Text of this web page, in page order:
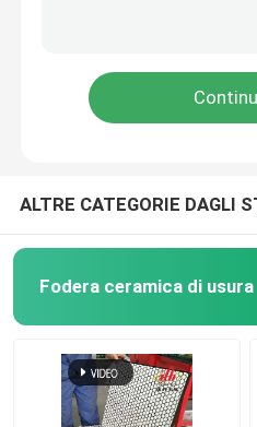
Mattonelle ceramiche di
ALTRE CATEGORIE DAGLI
Fodera ceramica di usura